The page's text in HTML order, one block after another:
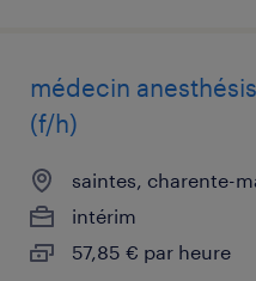
médecin
(f/h)
saintes, charente-
intérim
57,85 € par heure